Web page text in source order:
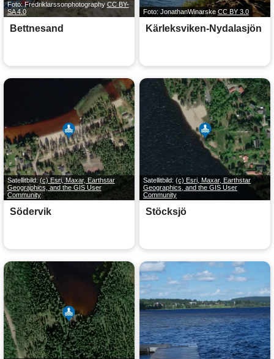
Foto: Fredriklarssonphotography CC BY-
SA 4.0
Bettnesand
Foto: JonathanWinarskeCC BY 3.0
Kärleksviken-Nydalasjön
Satellitbild: (c) Esri, Maxar, Earthstar
Geographics, and the GIS User
Community
Södervik
Satellitbild: (c) Esri, Maxar, Earthstar
Geographics, and the GIS User
Community
Stöcksjö